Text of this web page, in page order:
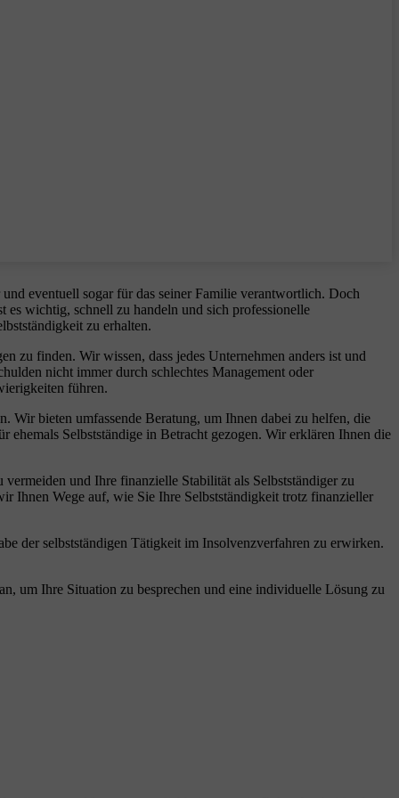
eventuell sogar für das seiner Familie verantwortlich. Doch
es wichtig, schnell zu handeln und sich professionelle
zu erhalten.
zu finden. Wir wissen, dass jedes Unternehmen anders ist und
nicht immer durch schlechtes Management oder
führen.
Wir bieten umfassende Beratung, um Ihnen dabei zu helfen, die
ehemals Selbstständige in Betracht gezogen. Wir erklären Ihnen die
und Ihre finanzielle Stabilität als Selbstständiger zu
Ihnen Wege auf, wie Sie Ihre Selbstständigkeit trotz finanzieller
der selbstständigen Tätigkeit im Insolvenzverfahren zu erwirken.
um Ihre Situation zu besprechen und eine individuelle Lösung zu